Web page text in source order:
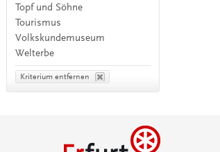
Topf und Söhne
Tourismus
Volkskundemuseum
Welterbe
Kriterium entfernen